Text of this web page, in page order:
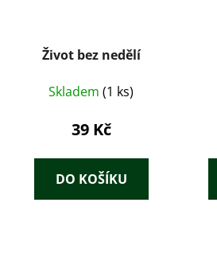
Život bez nedělí
Skladem (1 ks)
39 Kč
DO KOŠÍKU